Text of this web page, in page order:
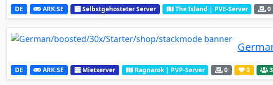
DE ARK:SE Selbstgehosteter Server The Island | PVE-Server 0
DE ARK:SE Mietserver Ragnarok | PVP-Server 0 0